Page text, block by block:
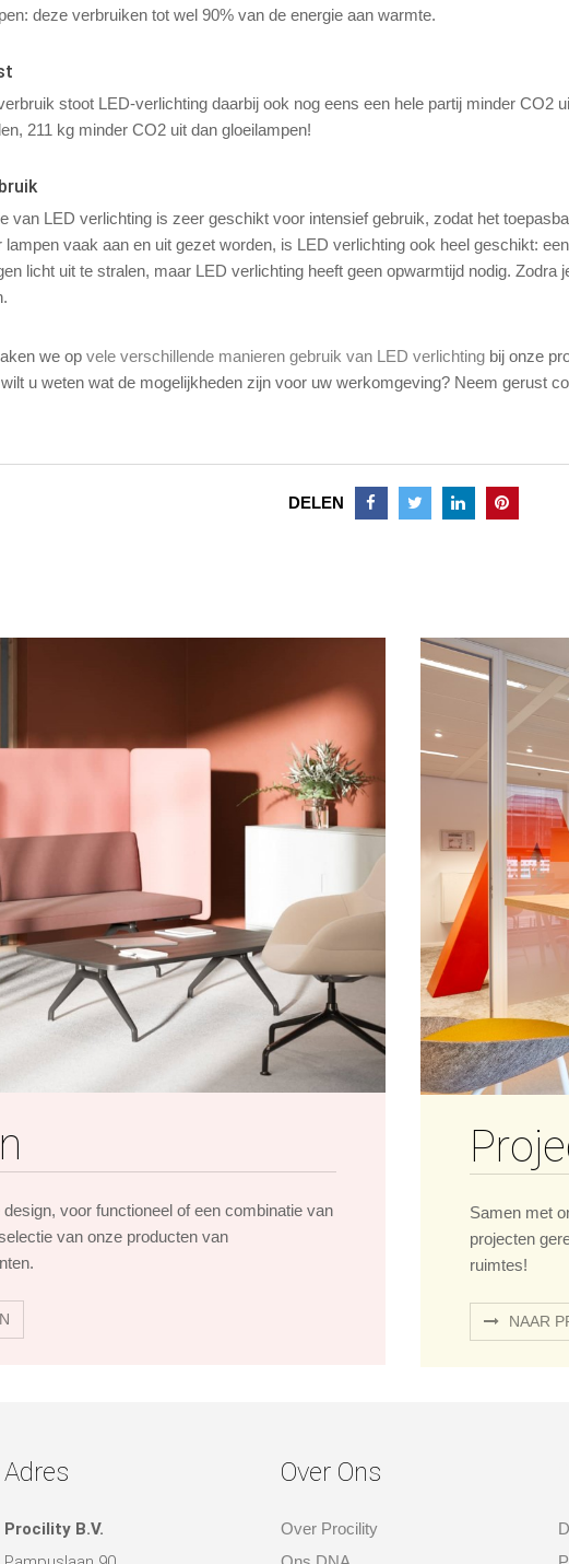
deze verbruiken tot wel 90% van de energie aan warmte.
stoot LED-verlichting daarbij ook nog eens een hele partij minder CO2
211 kg minder CO2 uit dan gloeilampen!
van LED verlichting is zeer geschikt voor intensief gebruik, zodat het
lampen vaak aan en uit gezet worden, is LED verlichting ook heel geschikt:
licht uit te stralen, maar LED verlichting heeft geen opwarmtijd nodig. Zodra
we op vele verschillende manieren gebruik van LED verlichtingbij onze
u weten wat de mogelijkheden zijn voor uw werkomgeving? Neem gerust
DELEN
voor functioneel of een combinatie van
van onze producten van
Samen met
projecten
ruimtes!
NAAR
Adres
Procility B.V.
Over Ons
Over Procility